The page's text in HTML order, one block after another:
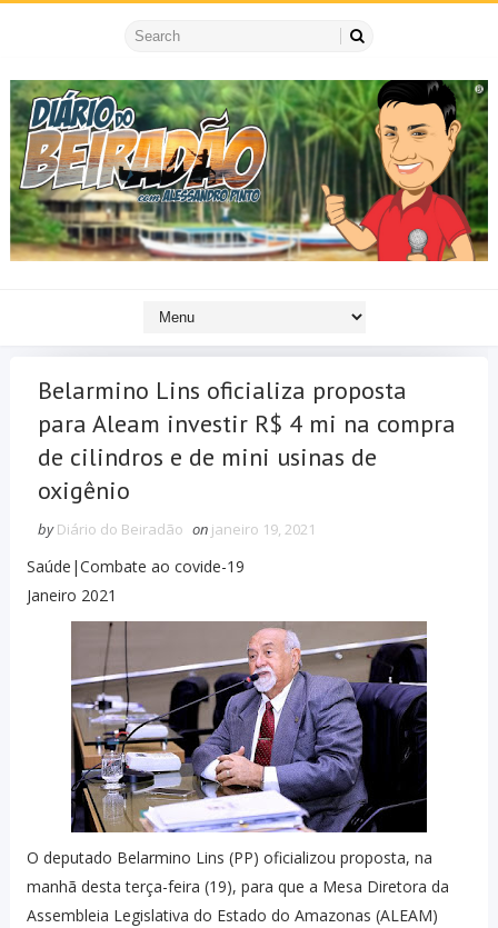
Belarmino Lins oficializa proposta
para Aleam investir R$ 4 mi na compra
de cilindros e de mini usinas de
oxigênio
by Diário do Beiradão on janeiro 19, 2021
Saúde|Combate ao covide-19
Janeiro 2021
O deputado Belarmino Lins (PP) oficializou proposta, na
manhã desta terça-feira (19), para que a Mesa Diretora da
Assembleia Legislativa do Estado do Amazonas (ALEAM)